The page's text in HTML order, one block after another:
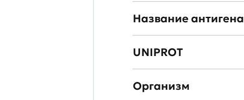
Название антигена
UNIPROT
Организм